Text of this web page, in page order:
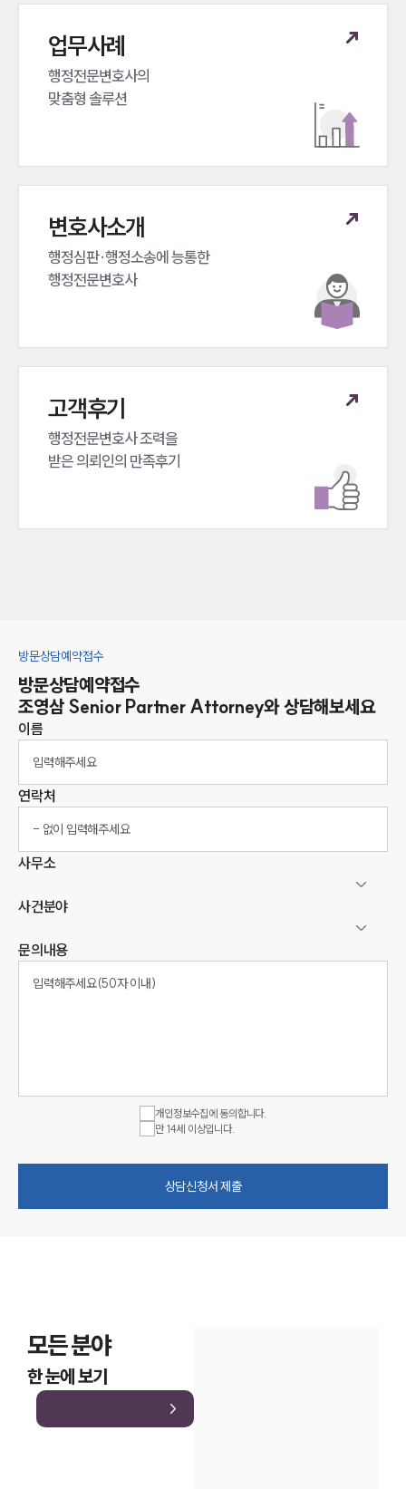
업무사례
행정전문변호사의
맞춤형 솔루션
변호사소개
행정심판·행정소송에 능통한
행정전문변호사
고객후기
행정전문변호사 조력을
받은 의뢰인의 만족후기
방문상담예약접수
방문상담예약접수
조영삼 Senior Partner Attorney와 상담해보세요
이름
연락처
사무소
사건분야
문의내용
개인정보수집에 동의합니다.
만 14세 이상입니다.
상담신청서 제출
모든 분야
한 눈에 보기